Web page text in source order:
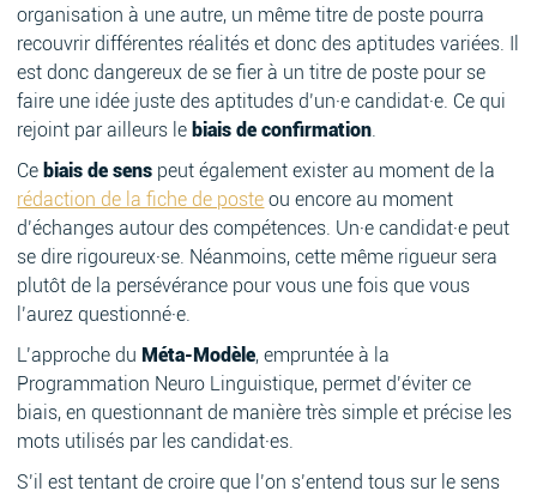
organisation à une autre, un même titre de poste pourra
recouvrir différentes réalités et donc des aptitudes variées. Il
est donc dangereux de se fier à un titre de poste pour se
faire une idée juste des aptitudes d’un·e candidat·e. Ce qui
rejoint par ailleurs le biais de confirmation
Ce biais de sens peut également exister au moment de la
rédaction de la fiche de poste ou encore au moment
d’échanges autour des compétences. Un·e candidat·e peut
se dire rigoureux·se. Néanmoins, cette même rigueur sera
plutôt de la persévérance pour vous une fois que vous
l’aurez questionné·e.
L’approche duMéta-Modèle, empruntée à la
Programmation Neuro Linguistique, permet d’éviter ce
biais, en questionnant de manière très simple et précise les
mots utilisés par les candidat·es.
S’il est tentant de croire que l’on s’entend tous sur le sens